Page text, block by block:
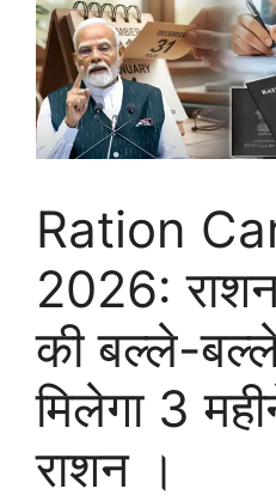
Ration
2026: राशन
की बल्ले-
मिलेगा 3
राशन ।